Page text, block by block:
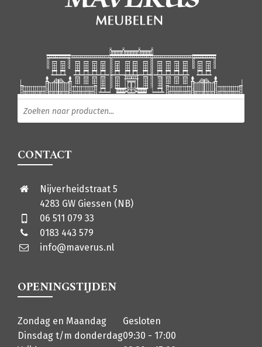
CONTACT
Nijverheidstraat 5
4283 GW Giessen (NB)
06 511 079 33
0183 443 579
info@maverus.nl
OPENINGSTIJDEN
Zondag en Maandag
Gesloten
Dinsdag t/m donderdag09:30 - 17:00